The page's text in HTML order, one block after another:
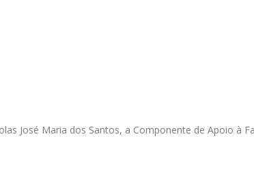
José Maria dos Santos, a Componente de Apoio à